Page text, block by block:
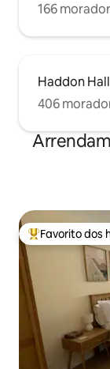
166
Haddon Hall
406
Favoritos dos
Favorito dos